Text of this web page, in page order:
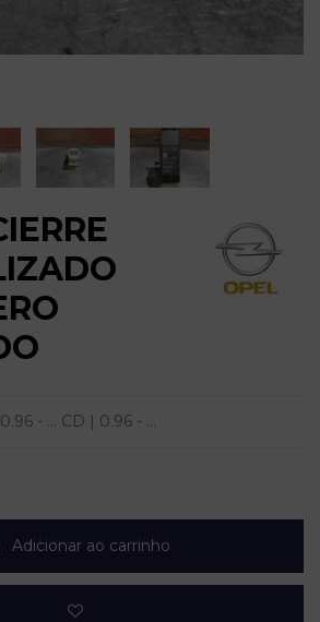
- ... CD | 0.96 - ...
Adicionar ao carrinho